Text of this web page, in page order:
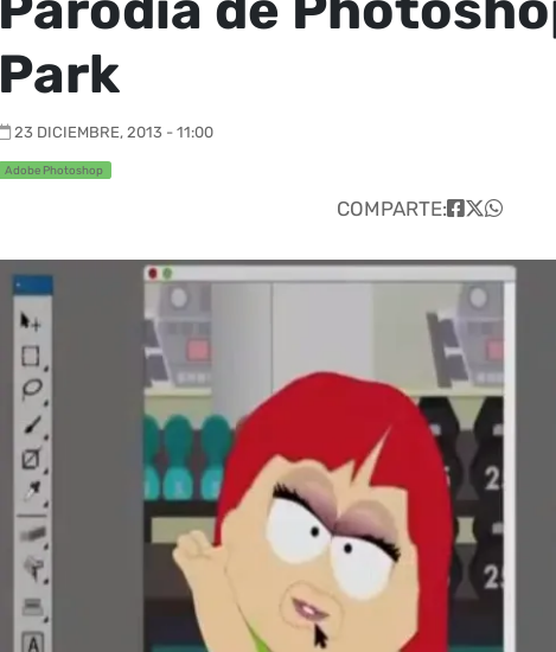
Park
23 DICIEMBRE, 2013 - 11:00
Adobe Photoshop
COMPARTE: